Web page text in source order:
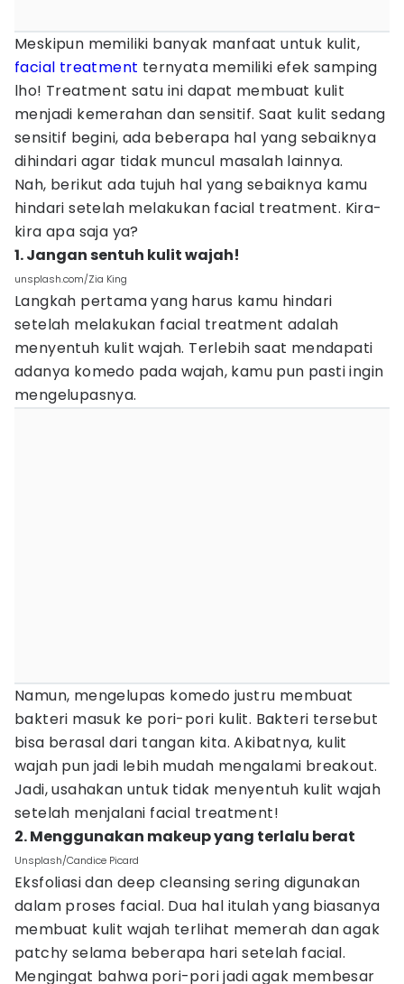
Meskipun memiliki banyak manfaat untuk kulit,
facial treatment ternyata memiliki efek samping
lho! Treatment satu ini dapat membuat kulit
menjadi kemerahan dan sensitif. Saat kulit sedang
sensitif begini, ada beberapa hal yang sebaiknya
dihindari agar tidak muncul masalah lainnya.
Nah, berikut ada tujuh hal yang sebaiknya kamu
hindari setelah melakukan facial treatment. Kira-
kira apa saja ya?
1. Jangan sentuh kulit wajah!
unsplash.com/Zia King
Langkah pertama yang harus kamu hindari
setelah melakukan facial treatment adalah
menyentuh kulit wajah. Terlebih saat mendapati
adanya komedo pada wajah, kamu pun pasti ingin
mengelupasnya.
Namun, mengelupas komedo justru membuat
bakteri masuk ke pori-pori kulit. Bakteri tersebut
bisa berasal dari tangan kita. Akibatnya, kulit
wajah pun jadi lebih mudah mengalami breakout.
Jadi, usahakan untuk tidak menyentuh kulit wajah
setelah menjalani facial treatment!
2. Menggunakan makeup yang terlalu berat
Unsplash/Candice Picard
Eksfoliasi dan deep cleansing sering digunakan
dalam proses facial. Dua hal itulah yang biasanya
membuat kulit wajah terlihat memerah dan agak
patchy selama beberapa hari setelah facial.
Mengingat bahwa pori-pori jadi agak membesar